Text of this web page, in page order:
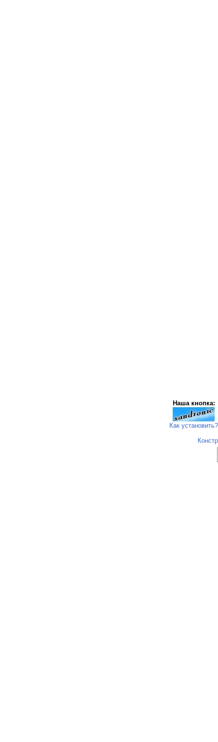
Наша кнопка:
Как установить?